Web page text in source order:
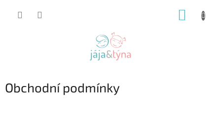
Obchodní podmínky